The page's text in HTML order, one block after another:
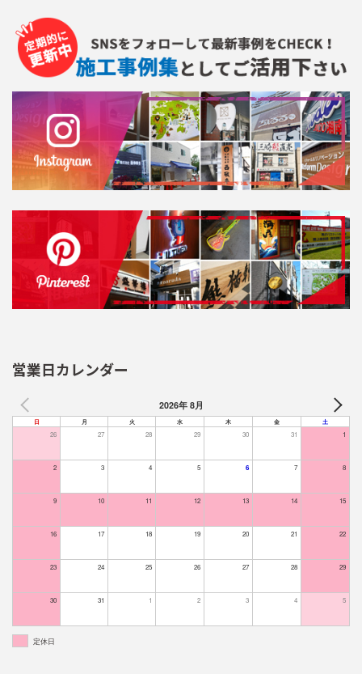
営業日カレンダー
2026年 8月
日 月 火 水 木 金 土
26 27 28 29 30 31 1
2 3 4 5 6 7 8
9 10 11 12 13 14 15
16 17 18 19 20 21 22
23 24 25 26 27 28 29
30 31 1 2 3 4 5
定休日